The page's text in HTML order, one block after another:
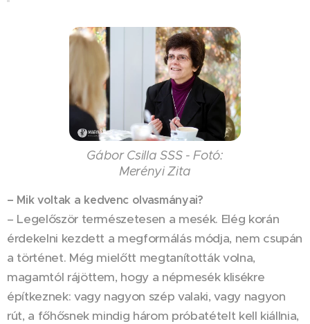
Gábor Csilla SSS - Fotó:
Merényi Zita
– Mik voltak a kedvenc olvasmányai?
– Legelőször természetesen a mesék. Elég korán
érdekelni kezdett a megformálás módja, nem csupán
a történet. Még mielőtt megtanították volna,
magamtól rájöttem, hogy a népmesék klisékre
építkeznek: vagy nagyon szép valaki, vagy nagyon
rút, a főhősnek mindig három próbatételt kell kiállnia,